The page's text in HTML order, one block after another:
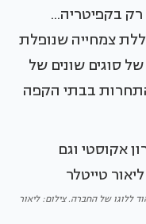
רק בקפיטריה...
צמחייה שנופלת
סוגים שונים של
בבתי הקפה
ללוגו של החברה. צילום: ליאור